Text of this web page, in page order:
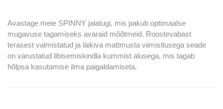
Avastage meie SPINNY jalatugi, mis pakub optimaalse
mugavuse tagamiseks avaraid mõõtmeid. Roostevabast
terasest valmistatud ja läikiva mattmusta viimistlusega seade
on varustatud libisemiskindla kummist alusega, mis tagab
hõlpsa kasutamise ilma paigaldamiseta.